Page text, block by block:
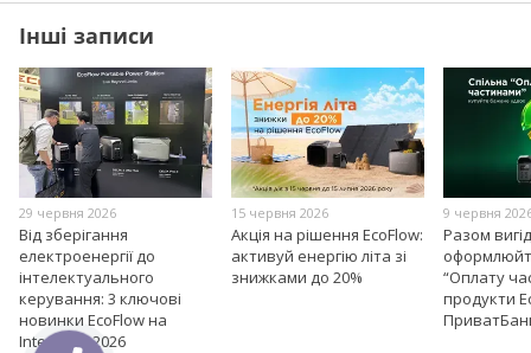
Інші записи
29 червня 2026
Від зберігання
електроенергії до
інтелектуального
керування: 3 ключові
новинки EcoFlow на
Intersolar 2026
15 червня 2026
Акція на рішення EcoFlow:
активуй енергію літа зі
знижками до 20%
9 червня
Разом
“Оплату
продукти